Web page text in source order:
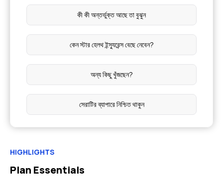
কী কী অন্তর্ভুক্ত আছে তা বুঝুন
কেন স্টার হেলথ ইন্স্যুরেন্স বেছে নেবেন?
অন্য কিছু খুঁজছেন?
সেরাটির ব্যাপারে নিশ্চিত থাকুন
HIGHLIGHTS
Plan Essentials